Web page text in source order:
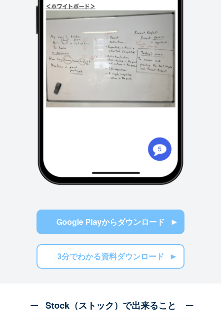
Google Playからダウンロード
3分でわかる資料ダウンロード
Stock（ストック）で出来ること